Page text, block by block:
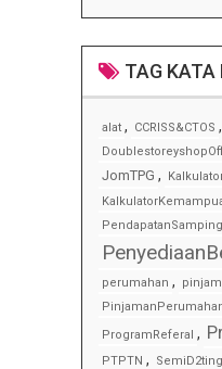
TAG KATA
alat , CCRISS&CTOS ,
JomTPG ,
perumahan ,
ProgramReferal ,
PTPTN ,